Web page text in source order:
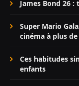
James Bond 26
Super Mario
cinéma à plus
Ces habitudes
enfants